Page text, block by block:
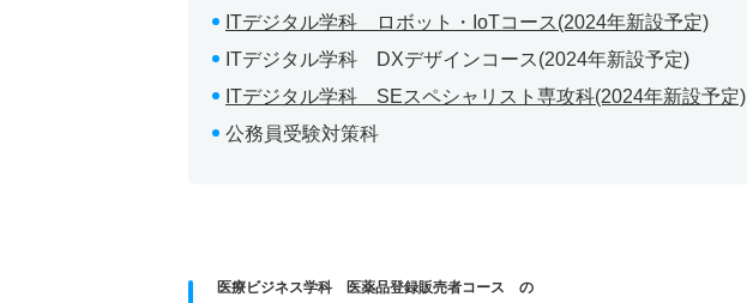
ITデジタル学科 ロボット・IoTコース(2024年新設予定)
ITデジタル学科 DXデザインコース(2024年新設予定)
ITデジタル学科 SEスペシャリスト専攻科(2024年新設予定)
公務員受験対策科
医療ビジネス学科 医薬品登録販売者コース の